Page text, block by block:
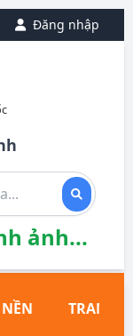
Đăng nhập
ảnh...
TRANH